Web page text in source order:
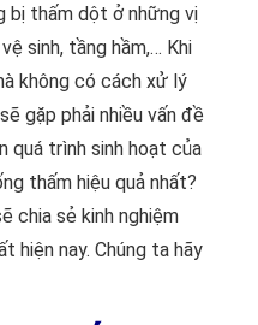
bị thấm dột ở những vị
sinh, tầng hầm,… Khi
không có cách xử lý
gặp phải nhiều vấn đề
quá trình sinh hoạt của
thấm hiệu quả nhất?
chia sẻ kinh nghiệm
hiện nay. Chúng ta hãy